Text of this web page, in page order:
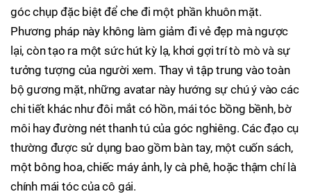
góc chụp đặc biệt để che đi một phần khuôn mặt.
Phương pháp này không làm giảm đi vẻ đẹp mà ngược
lại, còn tạo ra một sức hút kỳ lạ, khơi gợi trí tò mò và sự
tưởng tượng của người xem. Thay vì tập trung vào toàn
bộ gương mặt, những avatar này hướng sự chú ý vào các
chi tiết khác như đôi mắt có hồn, mái tóc bồng bềnh, bờ
môi hay đường nét thanh tú của góc nghiêng. Các đạo cụ
thường được sử dụng bao gồm bàn tay, một cuốn sách,
một bông hoa, chiếc máy ảnh, ly cà phê, hoặc thậm chí là
chính mái tóc của cô gái.